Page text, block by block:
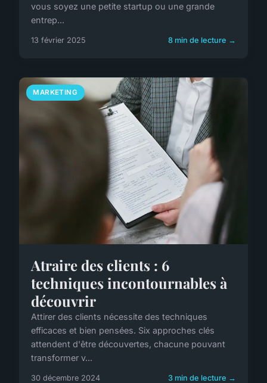
vous soyez une petite startup ou une grande
entrep...
13 février 2025 8 min de lecture →
MARKETING
Atraire des clients : 6
techniques incontournables à
découvrir
Attirer des clients nécessite des techniques
efficaces et bien pensées. Six approches clés
attendent d'être découvertes, chacune pouvant
transformer v...
30 décembre 2024 3 min de lecture →